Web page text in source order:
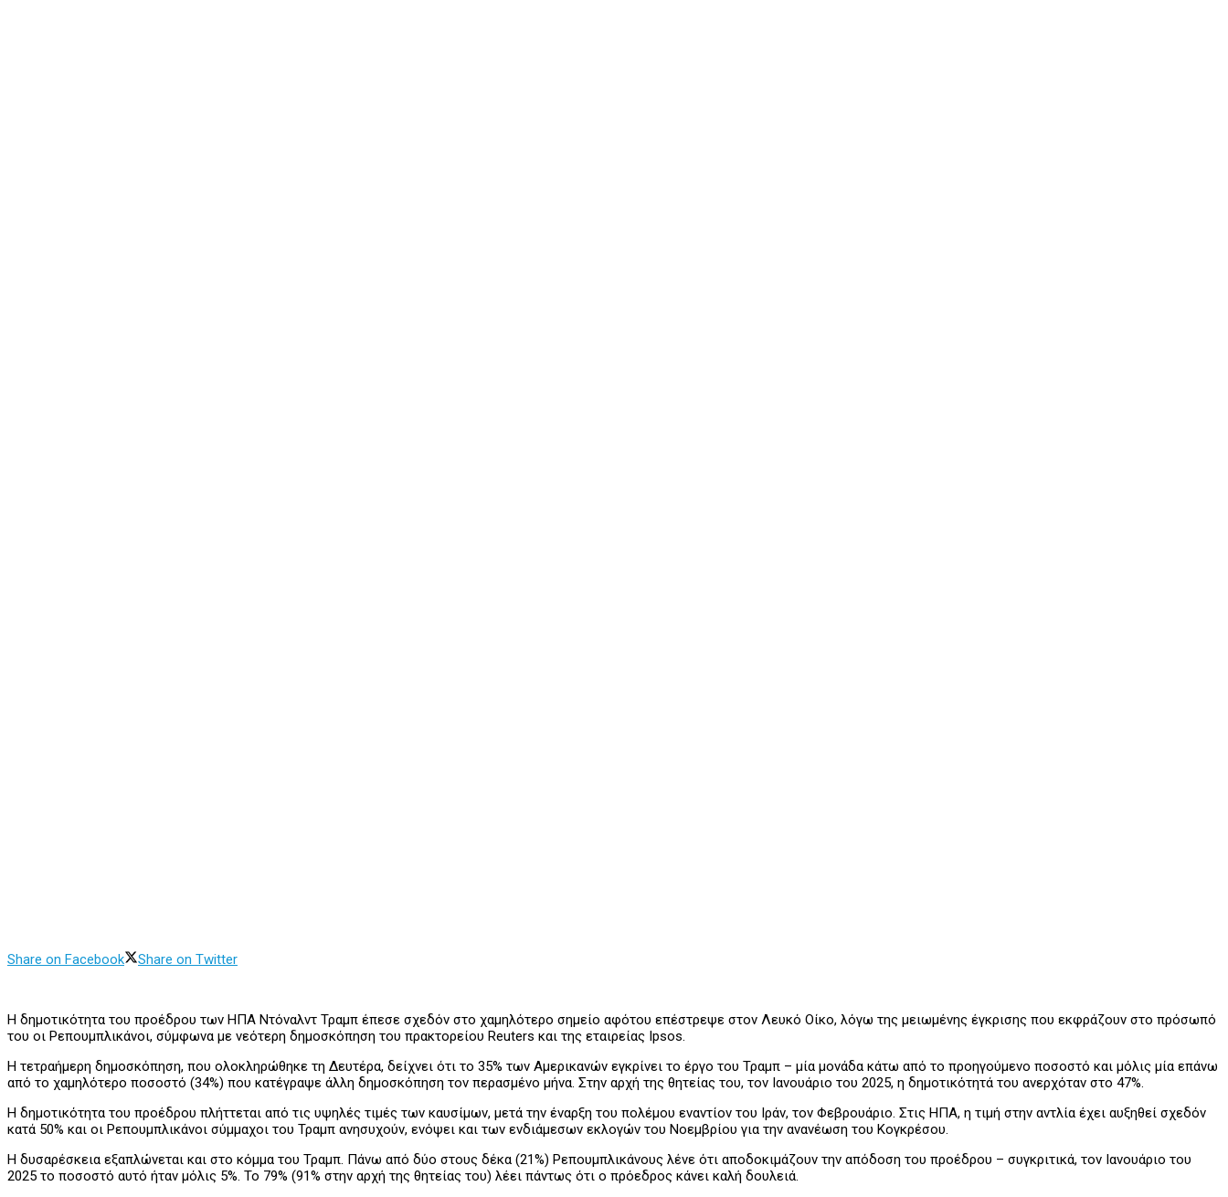
Share on Facebook Share on Twitter
Η δημοτικότητα του προέδρου των ΗΠΑ Ντόναλντ Τραμπ έπεσε σχεδόν στο χαμηλότερο σημείο αφότου επέστρεψε στον Λευκό Οίκο, λόγω της μειωμένης έγκρισης που εκφράζουν στο πρόσωπό
του οι Ρεπουμπλικάνοι, σύμφωνα με νεότερη δημοσκόπηση του πρακτορείου Reuters και της εταιρείας Ipsos.
Η τετραήμερη δημοσκόπηση, που ολοκληρώθηκε τη Δευτέρα, δείχνει ότι το 35% των Αμερικανών εγκρίνει το έργο του Τραμπ – μία μονάδα κάτω από το προηγούμενο ποσοστό και μόλις μία επάνω
από το χαμηλότερο ποσοστό (34%) που κατέγραψε άλλη δημοσκόπηση τον περασμένο μήνα. Στην αρχή της θητείας του, τον Ιανουάριο του 2025, η δημοτικότητά του ανερχόταν στο 47%.
Η δημοτικότητα του προέδρου πλήττεται από τις υψηλές τιμές των καυσίμων, μετά την έναρξη του πολέμου εναντίον του Ιράν, τον Φεβρουάριο. Στις ΗΠΑ, η τιμή στην αντλία έχει αυξηθεί σχεδόν
κατά 50% και οι Ρεπουμπλικάνοι σύμμαχοι του Τραμπ ανησυχούν, ενόψει και των ενδιάμεσων εκλογών του Νοεμβρίου για την ανανέωση του Κογκρέσου.
Η δυσαρέσκεια εξαπλώνεται και στο κόμμα του Τραμπ. Πάνω από δύο στους δέκα (21%) Ρεπουμπλικάνους λένε ότι αποδοκιμάζουν την απόδοση του προέδρου – συγκριτικά, τον Ιανουάριο του
2025 το ποσοστό αυτό ήταν μόλις 5%. Το 79% (91% στην αρχή της θητείας του) λέει πάντως ότι ο πρόεδρος κάνει καλή δουλειά.